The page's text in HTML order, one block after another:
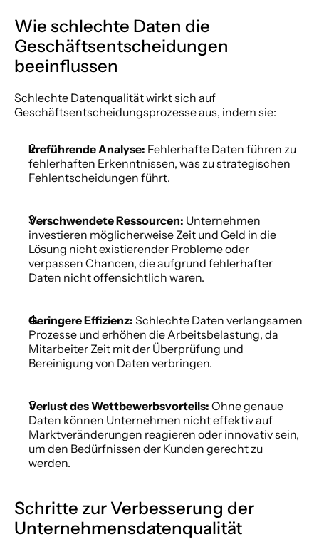
Wie schlechte Daten die
Geschäftsentscheidungen
beeinflussen
Schlechte Datenqualität wirkt sich auf
Geschäftsentscheidungsprozesse aus, indem sie:
Irreführende Analyse: Fehlerhafte Daten führen zu
fehlerhaften Erkenntnissen, was zu strategischen
Fehlentscheidungen führt.
Verschwendete Ressourcen: Unternehmen
investieren möglicherweise Zeit und Geld in die
Lösung nicht existierender Probleme oder
verpassen Chancen, die aufgrund fehlerhafter
Daten nicht offensichtlich waren.
Geringere Effizienz: Schlechte Daten verlangsamen
Prozesse und erhöhen die Arbeitsbelastung, da
Mitarbeiter Zeit mit der Überprüfung und
Bereinigung von Daten verbringen.
Verlust des Wettbewerbsvorteils: Ohne genaue
Daten können Unternehmen nicht effektiv auf
Marktveränderungen reagieren oder innovativ sein,
um den Bedürfnissen der Kunden gerecht zu
werden.
Schritte zur Verbesserung der
Unternehmensdatenqualität